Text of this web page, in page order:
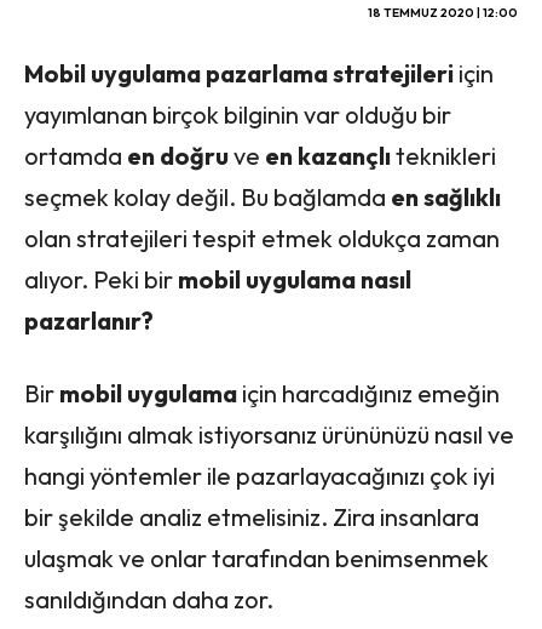
18 TEMMUZ 2020 | 12:00
Mobil uygulama pazarlama stratejileri için
yayımlanan birçok bilginin var olduğu bir
ortamda en doğruve en kazançlıteknikleri
seçmek kolay değil. Bu bağlamda en sağlıklı
olan stratejileri tespit etmek oldukça zaman
alıyor. Peki bir mobil uygulama nasıl
pazarlanır?
Bir mobil uygulama için harcadığınız emeğin
karşılığını almak istiyorsanız ürününüzü nasıl ve
hangi yöntemler ile pazarlayacağınızı çok iyi
bir şekilde analiz etmelisiniz. Zira insanlara
ulaşmak ve onlar tarafından benimsenmek
sanıldığından daha zor.